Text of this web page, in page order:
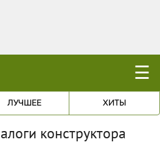
☰
ЛУЧШЕЕ ХИТЫ
конструктора